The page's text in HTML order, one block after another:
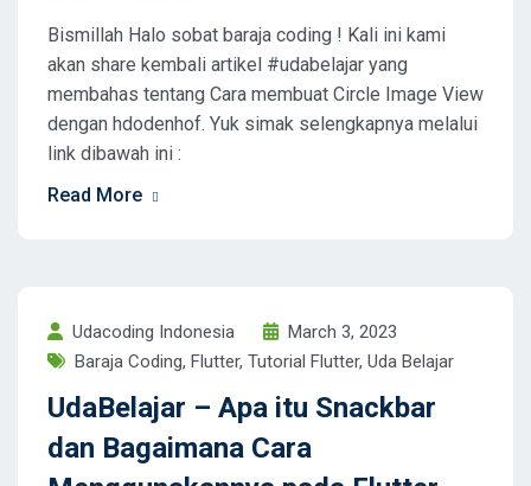
Bismillah Halo sobat baraja coding ! Kali ini kami
akan share kembali artikel #udabelajar yang
membahas tentang Cara membuat Circle Image View
dengan hdodenhof. Yuk simak selengkapnya melalui
link dibawah ini :
Read More
Udacoding Indonesia
March 3, 2023
Baraja Coding, Flutter, Tutorial Flutter, Uda Belajar
UdaBelajar – Apa itu Snackbar
dan Bagaimana Cara